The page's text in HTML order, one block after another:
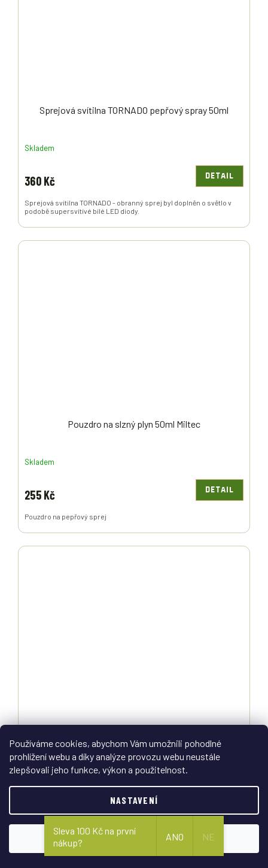
Používáme cookies, abychom Vám umožnili pohodlné
prohlížení webu a díky analýze provozu webu neustále
zlepšovali jeho funkce, výkon a použitelnost.
NASTAVENÍ
SOUHLASÍM
Sprejová svítilna TORNADO pepřový spray 50ml
Skladem
360 Kč DETAIL
Sprejová svítilna TORNADO - obranný sprej byl doplněn o světlo v
podobě supersvítívé bílé LED diody.
Pouzdro na slzný plyn 50ml Miltec
Skladem
255 Kč DETAIL
Pouzdro na pepřový sprej
Skladem
Sleva 100 Kč na první
nákup?
ANO NE